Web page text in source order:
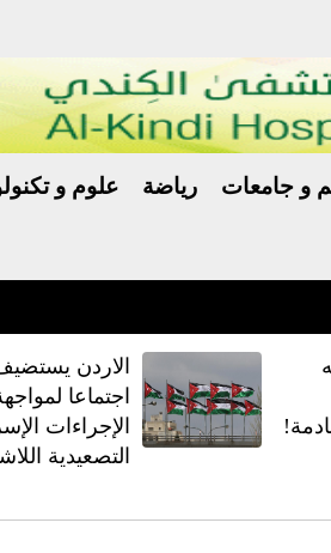
و جامعات رياضة علوم و
حماية البيانات وأمن المعلومات
الاردن
اجتماعا
الإجراءات
التصعيدية